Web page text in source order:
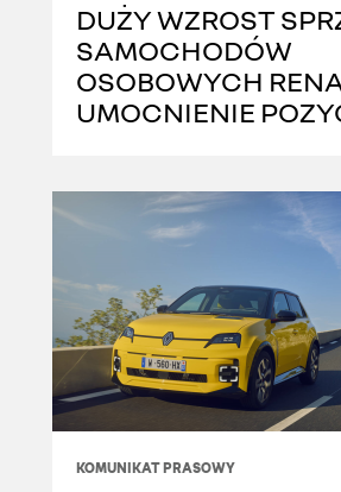
DUŻY WZROST
SAMOCHODÓW
OSOBOWYCH
UMOCNIENIE
ROKU
KOMUNIKAT PRASOWY